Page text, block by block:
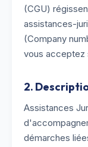
(CGU)
assistances-
(Company
vous acceptez
2.
Assistances
démarches